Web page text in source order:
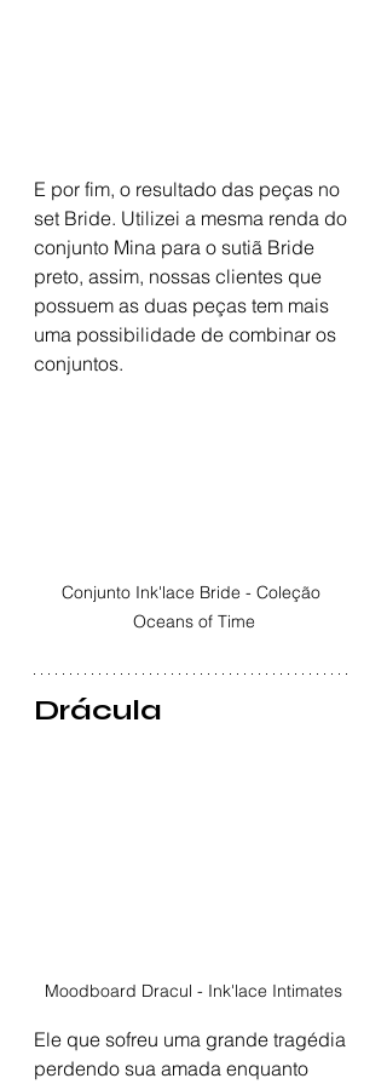
E por fim, o resultado das peças no
set Bride. Utilizei a mesma renda do
conjunto Mina para o sutiã Bride
preto, assim, nossas clientes que
possuem as duas peças tem mais
uma possibilidade de combinar os
conjuntos.
Conjunto Ink'lace Bride - Coleção
Oceans of Time
Drácula
Moodboard Dracul - Ink'lace Intimates
Ele que sofreu uma grande tragédia
perdendo sua amada enquanto